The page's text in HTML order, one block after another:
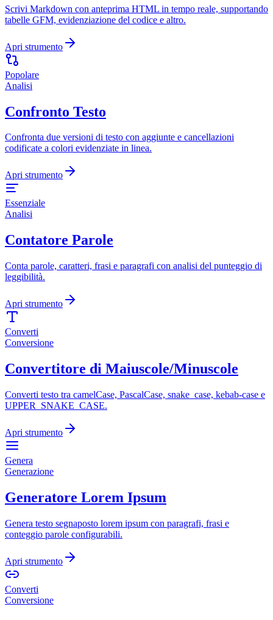
Scrivi Markdown con anteprima HTML in tempo reale, supportando
tabelle GFM, evidenziazione del codice e altro.
Apri strumento
Popolare
Analisi
Confronto Testo
Confronta due versioni di testo con aggiunte e cancellazioni
codificate a colori evidenziate in linea.
Apri strumento
Essenziale
Analisi
Contatore Parole
Conta parole, caratteri, frasi e paragrafi con analisi del punteggio di
leggibilità.
Apri strumento
Converti
Conversione
Convertitore di Maiuscole/Minuscole
Converti testo tra camelCase, PascalCase, snake_case, kebab-case e
UPPER_SNAKE_CASE.
Apri strumento
Genera
Generazione
Generatore Lorem Ipsum
Genera testo segnaposto lorem ipsum con paragrafi, frasi e
conteggio parole configurabili.
Apri strumento
Converti
Conversione